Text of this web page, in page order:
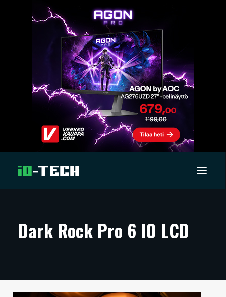
ARTIKKELIT
TECHBBS
Dark Rock Pro 6 IO LCD